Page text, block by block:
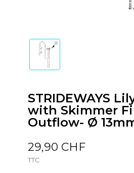
STRIDEWAYS
with Skimmer
Outflow- Ø
29,90 CHF
TTC